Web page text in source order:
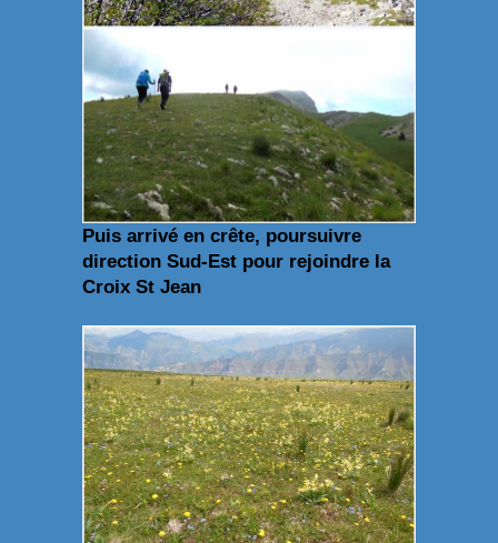
Puis arrivé en crête, poursuivre
direction Sud-Est pour rejoindre la
Croix St Jean